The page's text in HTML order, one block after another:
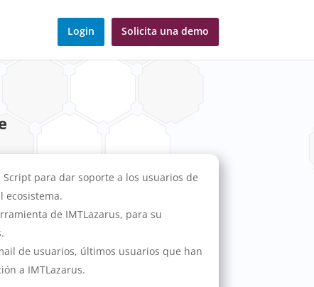
Login Solicita una demo
para dar soporte a los usuarios de
ecosistema.
de IMTLazarus, para su
de usuarios, últimos usuarios que han
a IMTLazarus.